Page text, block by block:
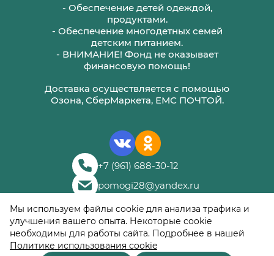
- Обеспечение детей одеждой,
продуктами.
- Обеспечение многодетных семей
детским питанием.
- ВНИМАНИЕ! Фонд не оказывает
финансовую помощь!
Доставка осуществляется с помощью
Озона, СберМаркета, ЕМС ПОЧТОЙ.
+7 (961) 688-30-12
pomogi28@yandex.ru
Благотворительный
фонд «Помоги Лично»
Мы используем файлы cookie для анализа трафика и
улучшения вашего опыта. Некоторые cookie
необходимы для работы сайта. Подробнее в нашей
Политике использования cookie